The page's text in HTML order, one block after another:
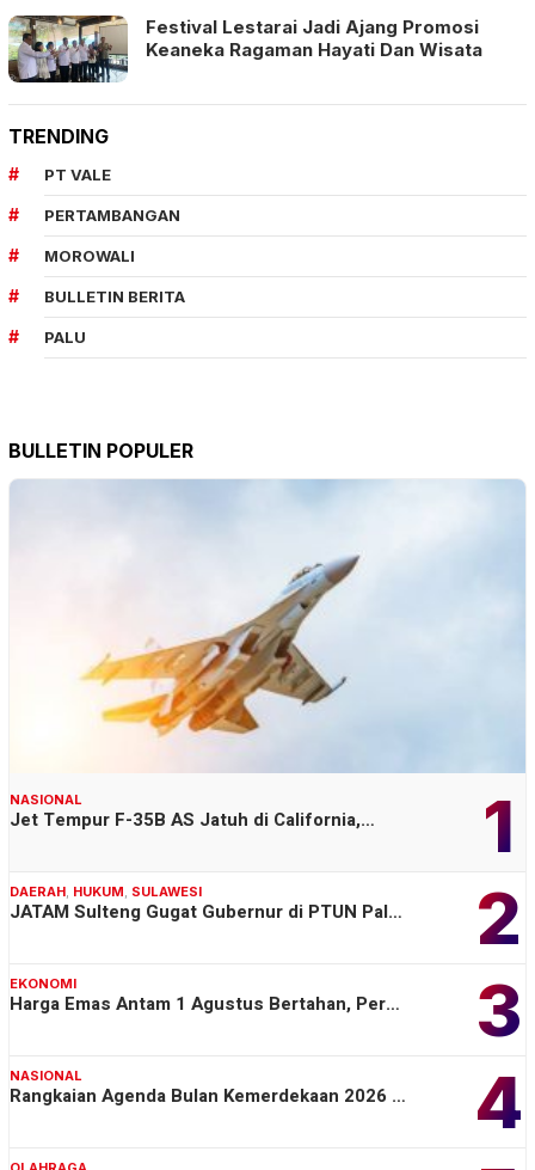
Festival Lestarai Jadi Ajang Promosi
Keaneka Ragaman Hayati Dan Wisata
TRENDING
PT VALE
PERTAMBANGAN
MOROWALI
BULLETIN BERITA
PALU
BULLETIN POPULER
1
NASIONAL
Jet Tempur F-35B AS Jatuh di California,…
2
DAERAH, HUKUM, SULAWESI
JATAM Sulteng Gugat Gubernur di PTUN Pal…
3
EKONOMI
Harga Emas Antam 1 Agustus Bertahan, Per…
4
NASIONAL
Rangkaian Agenda Bulan Kemerdekaan 2026 …